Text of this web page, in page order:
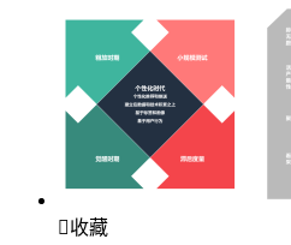
收藏